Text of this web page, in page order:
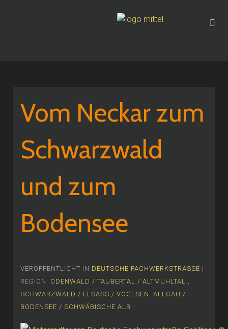
Vom Neckar zum
Schwarzwald
und zum
Bodensee
VERÖFFENTLICHT IN DEUTSCHE FACHWERKSTRASSE
|
REGION: ODENWALD / TAUBERTAL / ALTMÜHLTAL ,
SCHWARZWALD / ELSASS / VOGESEN , ALLGÄU /
BODENSEE / SCHWÄBISCHE ALB